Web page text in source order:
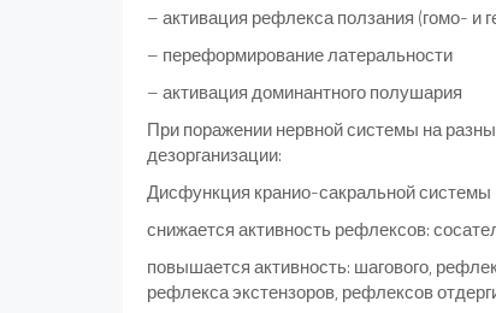
– активация рефлекса ползания (гомо- и
– переформирование латеральности
– активация доминантного полушария
При поражении нервной системы на
дезорганизации:
Дисфункция кранио-сакральной системы
снижается активность рефлексов:
повышается активность: шагового,
рефлекса экстензоров, рефлексов